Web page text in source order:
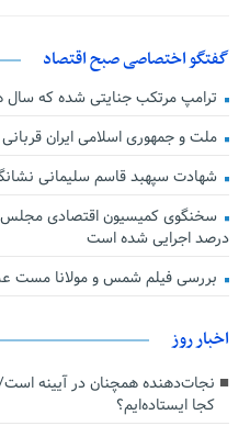
گفتگو اختصاصی صبح اقتصاد
ترامپ مرتکب جنایتی شده که سال
ملت و جمهوری اسلامی ایران
شهادت سپهبد قاسم سلیمانی
درصد اجرایی شده است
بررسی فیلم شمس و مولانا مست
اخبار روز
کجا ایستاده‌ایم؟